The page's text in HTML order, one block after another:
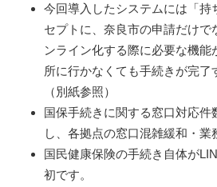
今回導入したシステムには「持
セプトに、奈良市の申請だけで
ンライン化する際に必要な機
所に行かなくても手続きが完了
（別紙参照）
国保手続きに関する窓口対応件
し、各拠点の窓口混雑緩和・業
国民健康保険の手続き自体が
初です。